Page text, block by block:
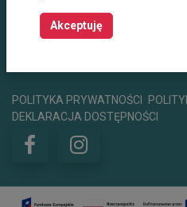
Akceptuję
+48 12 44 67 565
POLITYKA PRYWATNOŚCI
DEKLARACJA DOSTĘPNOŚCI